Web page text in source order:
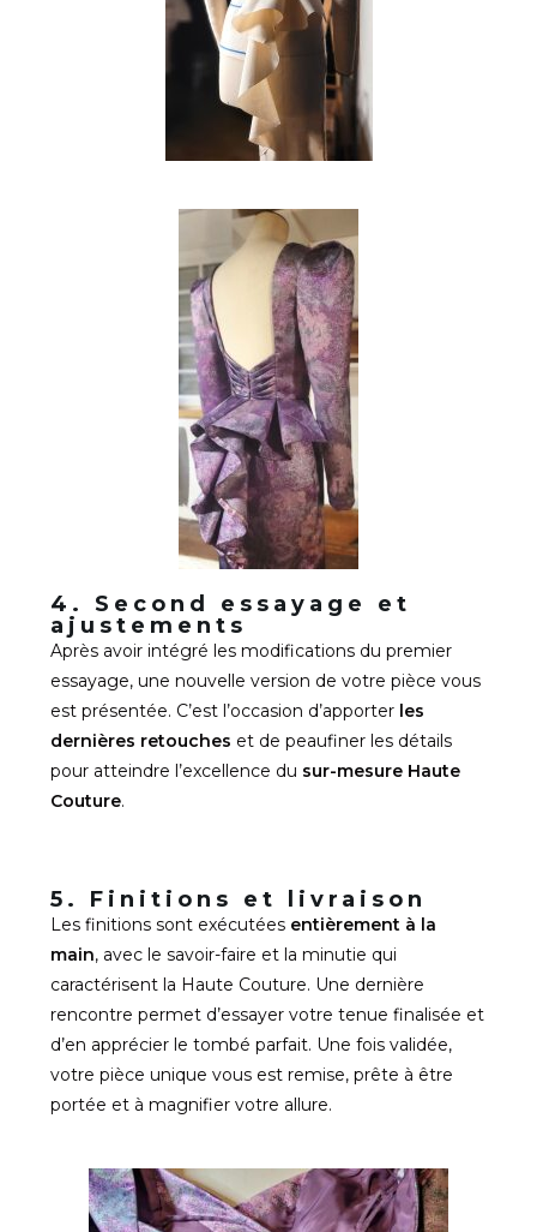
4. Second essayage et
ajustements
Après avoir intégré les modifications du premier
essayage, une nouvelle version de votre pièce vous
est présentée. C’est l’occasion d’apporter les
dernières retouches et de peaufiner les détails
pour atteindre l’excellence du sur-mesure Haute
Couture.
5. Finitions et livraison
Les finitions sont exécutées entièrement à la
main, avec le savoir-faire et la minutie qui
caractérisent la Haute Couture. Une dernière
rencontre permet d’essayer votre tenue finalisée et
d’en apprécier le tombé parfait. Une fois validée,
votre pièce unique vous est remise, prête à être
portée et à magnifier votre allure.